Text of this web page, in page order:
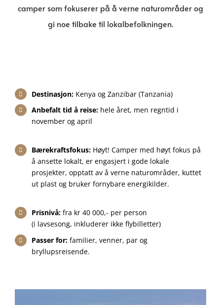
camper som fokuserer på å verne naturområder og
gi noe tilbake til lokalbefolkningen.
Destinasjon: Kenya og Zanzibar (Tanzania)
Anbefalt tid å reise: hele året, men regntid i
november og april
Bærekraftsfokus: Høyt! Camper med høyt fokus på
å ansette lokalt, er engasjert i gode lokale
prosjekter, opptatt av å verne naturområder, kuttet
ut plast og bruker fornybare energikilder.
Prisnivå:fra kr 40 000,- per person
(i lavsesong, inkluderer ikke flybilletter)
Passer for:familier, venner, par og
bryllupsreisende.